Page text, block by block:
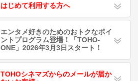
はじめて利用する方へ
エンタメ好きのためのおトクなポイ
ントプログラム登場！「TOHO-
ONE」2026年3月3日スタート！
TOHOシネマズからのメールが届か